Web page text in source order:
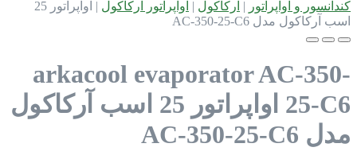
کندانسور و اواپراتور | آرکاکول | اواپراتور آرکاکول |
اواپراتور 25
اسب آرکاکول مدل AC-350-25-C6
arkacool evaporator AC-350-
25-C6
اواپراتور 25 اسب آرکاکول
مدل AC-350-25-C6